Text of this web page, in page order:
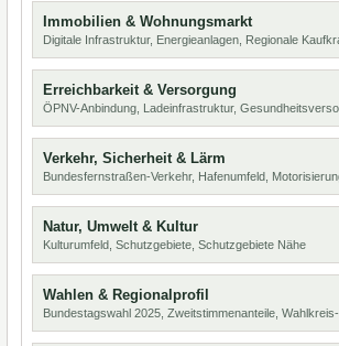
Immobilien & Wohnungsmarkt
Digitale Infrastruktur, Energieanlagen, Regionale
Erreichbarkeit & Versorgung
ÖPNV-Anbindung, Ladeinfrastruktur,
Verkehr, Sicherheit & Lärm
Bundesfernstraßen-Verkehr, Hafenumfeld,
Natur, Umwelt & Kultur
Kulturumfeld, Schutzgebiete, Schutzgebiete Nähe
Wahlen & Regionalprofil
Bundestagswahl 2025, Zweitstimmenanteile,